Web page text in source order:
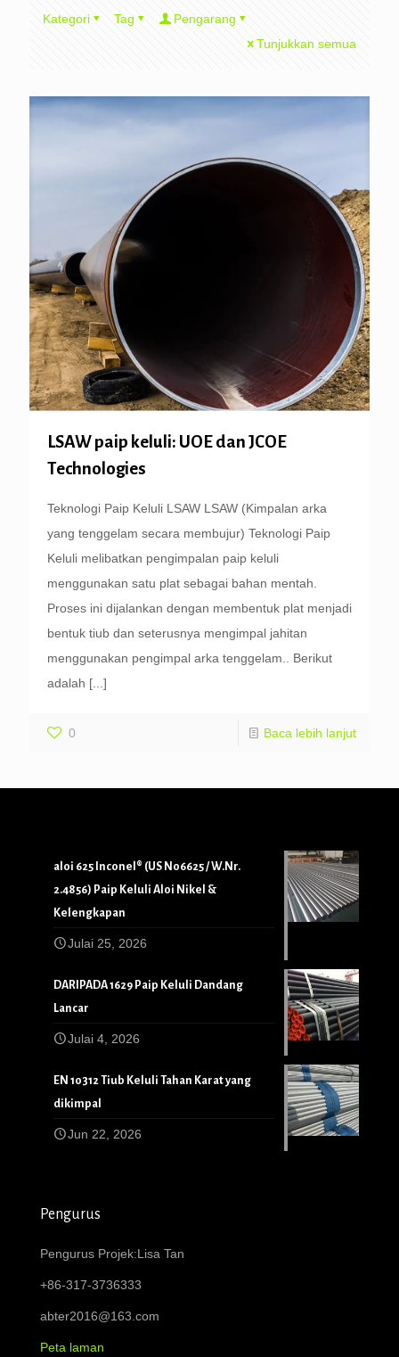
Kategori Tag
Pengarang
Tunjukkan semua
LSAW paip keluli: UOE dan JCOE
Technologies
Teknologi Paip Keluli LSAW LSAW (Kimpalan arka
yang tenggelam secara membujur) Teknologi Paip
Keluli melibatkan pengimpalan paip keluli
menggunakan satu plat sebagai bahan mentah.
Proses ini dijalankan dengan membentuk plat menjadi
bentuk tiub dan seterusnya mengimpal jahitan
menggunakan pengimpal arka tenggelam.. Berikut
adalah [...]
0 Baca lebih lanjut
aloi 625 Inconel® (US N06625 / W.Nr.
2.4856) Paip Keluli Aloi Nikel &
Kelengkapan
Julai 25, 2026
DARIPADA 1629 Paip Keluli Dandang
Lancar
Julai 4, 2026
EN 10312 Tiub Keluli Tahan Karat yang
dikimpal
Jun 22, 2026
Pengurus
Pengurus Projek:Lisa Tan
+86-317-3736333
abter2016@163.com
Peta laman